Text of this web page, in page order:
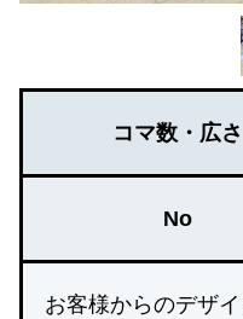
コマ数・広さ
No
お客様からのデザ